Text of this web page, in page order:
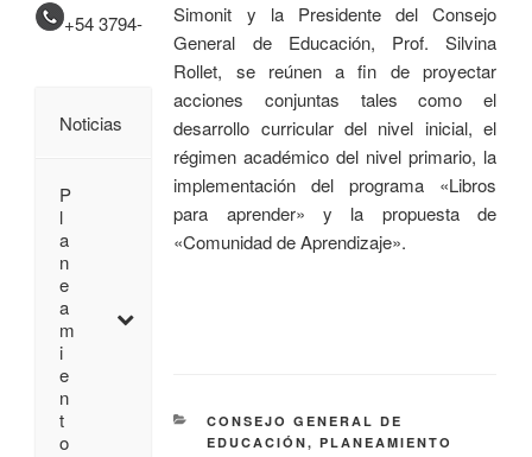
Simonit y la Presidente del Consejo
General de Educación, Prof. Silvina
Rollet, se reúnen a fin de proyectar
acciones conjuntas tales como el
desarrollo curricular del nivel inicial, el
régimen académico del nivel primario, la
implementación del programa «Libros
para aprender» y la propuesta de
«Comunidad de Aprendizaje».
CONSEJO GENERAL DE
EDUCACIÓN, PLANEAMIENTO
+54 3794-
Noticias
P
l
a
n
e
a
m
i
e
n
t
o